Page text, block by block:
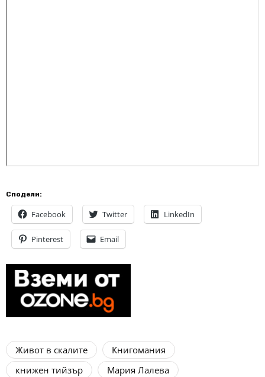
Сподели:
Facebook Twitter LinkedIn
Pinterest Email
Живот в скалите
Книгомания
книжен тийзър
Мария Лалева